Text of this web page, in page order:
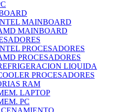
MAINBOARD
MAINBOARD
PROCESADORES
PROCESADORES
LIQUIDA
PROCESADORES
RAM
LAPTOP
PC